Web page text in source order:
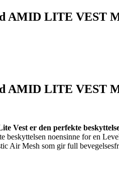
AMID LITE VEST
AMID LITE VEST
Vest er den perfekte
beskyttelsen noensinne for en
Air Mesh som gir full